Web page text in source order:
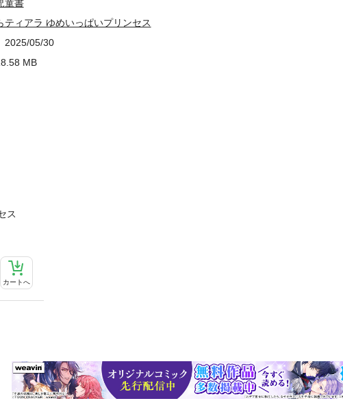
ス
カートへ
童書
ティアラ ゆめいっぱいプリンセス
2025/05/30
MB